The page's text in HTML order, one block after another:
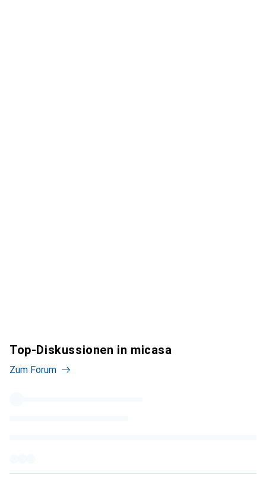
Top-Diskussionen in micasa
Zum Forum